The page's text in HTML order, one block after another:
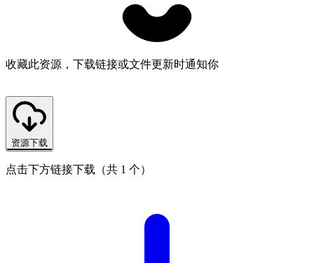
收藏此资源，下载链接或文件更新时通知你
资源下载
点击下方链接下载（共 1 个）